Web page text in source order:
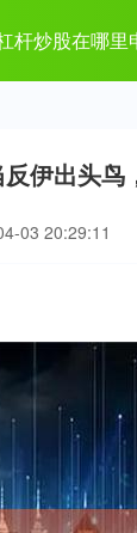
杆炒股在哪里
伊出头
03 20:29:11